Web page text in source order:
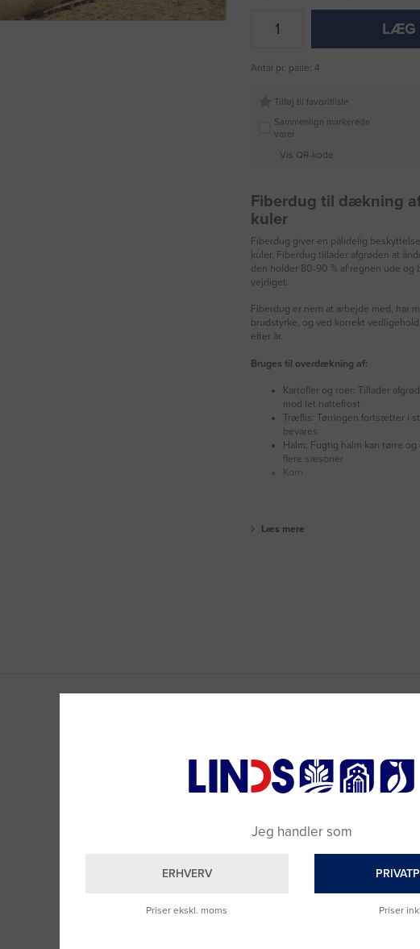
LÆG
Antal pr. palle: 4
Tilføj til favoritliste
Sammenlign markerede
varer
Vis QR-kode
Fiberdug til dækning
kuler
Fiberdug giver en pålidelig
kuler. Fiberdug tillader afgrøden at
den holder 80-90 % af regnen ude og
vejrliget.
Fiberdug er nem at arbejde med, har
brudstyrke, og ved korrekt
efter år.
Bruges til overdækning af:
Kartofler og roer: Tillader
mod let nattefrost
Træflis: Tørringen fortsætter i
bevares
Halm: Fugtig halm kan tørre
flere sæsoner
Korn
Læs mere
Jeg handler som
ERHVERV
Priser ekskl. moms Priser